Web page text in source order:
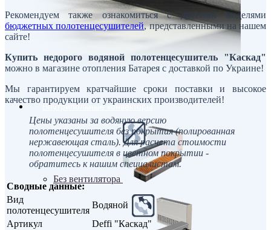
Внутрипольные конвекторы
Без вентилятора
Рекомендуем также ознакомиться с другими моделями
бюджетных полотенцесушителей, представленными на нашем
сайте!
Купить недорого водяной полотенцесушитель "Каскад"
можно в магазине отопления Батарея с доставкой по Украине!
Мы гарантируем кратчайшие сроки поставки и высокое
качество продукции от украинских производителей!
Цены указаны за водяную версию
полотенцесушителя без покрытия (полированная
нержавеющая сталь). Для расчета стоимости
полотенцесушителя в цветном покрытии -
обратитесь к нашим специалистам.
Сводные данные:
Вид
полотенцесушителя
Водяной
Артикул
Deffi "Каскад"